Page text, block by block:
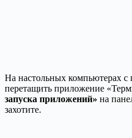
На настольных компьютерах
перетащить приложение
запуска приложений» на
захотите.